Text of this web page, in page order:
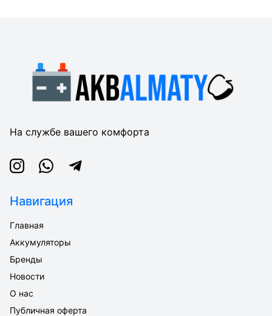
На службе вашего комфорта
InstagramWhatsappTelegram
Навигация
Главная
Аккумуляторы
Бренды
Новости
О нас
Публичная оферта